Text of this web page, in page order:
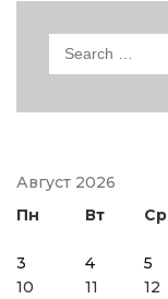
Search
Август 2026
Пн
Вт Ср
3
4 5
10
11 12